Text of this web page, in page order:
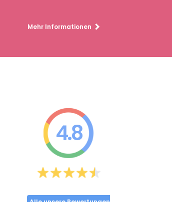
Mehr Informationen
4.8